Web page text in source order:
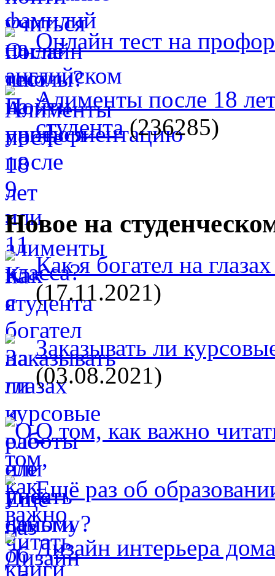
Онлайн тест на
Алименты после 18
студента(236285)
Новое на
Как я богател на
(17.11.2021)
Заказывать ли
(03.08.2021)
О том, как важно
Ещё раз об
Дизайн интерьера дома